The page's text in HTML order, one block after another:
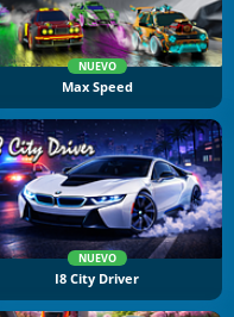
NUEVO
Max Speed
NUEVO
I8 City Driver